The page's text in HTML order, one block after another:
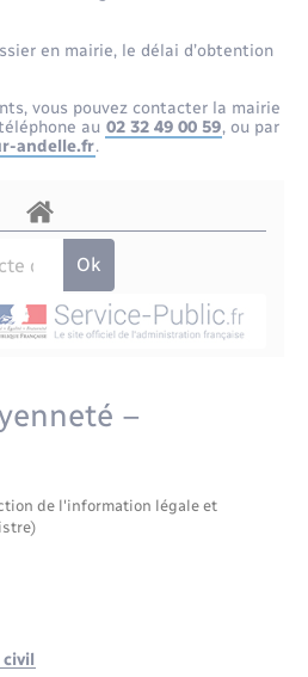
d’occupation de l’espace
communes
en mairie, le délai d’obtention
vous pouvez contacter la mairie
au 02 32 49 00 59, ou par
andelle.fr.
–
de l'information légale et